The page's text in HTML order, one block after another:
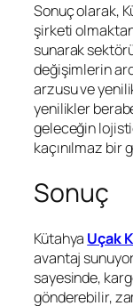
Sonuç olarak,
şirketi
sunarak
değişimlerin
arzusu ve
yenilikler
geleceğin
kaçınılmaz bir
Sonuç
Kütahya Uçak
avantaj
sayesinde,
gönderebilir,